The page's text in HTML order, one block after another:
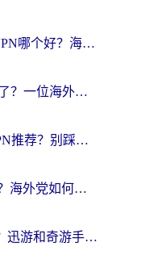
MalusVPN好用吗？和uuVPN哪个好？海外党无缝访问国内资源的真实对比与选择指南
归雁加速器为什么用不了了？一位海外游子的真实困惑与技术解答
海外党必看：回国免费VPN推荐？别踩坑！教你选对加速器无缝刷国内资源
ChickCN和GoLink好用吗？海外党如何选对回国加速器
海外玩国内手游卡成PPT？迅游和奇游手游哪个好？一篇讲透回国加速器怎么选